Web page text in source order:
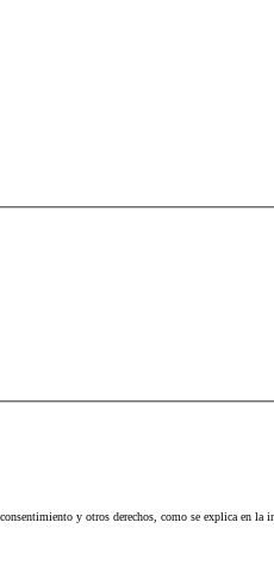
y otros derechos, como se explica en